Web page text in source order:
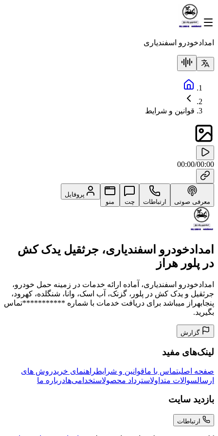
امدادخودرو اسفندیاری
قوانین و شرایط
00:00/00:00
معرفی صوتی ارتباطات چت منو
پروفایل
امدادخودرو اسفندیاری، جرثقیل یدک کش
در پلور هراز
امدادخودرو اسفندیاری، آماده ارائه خدمات در زمینه حمل خودرو،
جرثقیل و یدک کش در پلور، گزنک، آب اسک، وانا، شنگلده، کهرود،
پنجابهراز میباشد برای دریافت خدمات با شماره ***********تماس
بگیرید.
گزارش
لینک‌های مفید
صفحه اصلیتماس با ماقوانین و شرایطراهنمای خریدروش های
ارسالسوالات متداولاسترداد محصولاستخدامی‌هادرباره ما
بازدید سایت
ارتباطات